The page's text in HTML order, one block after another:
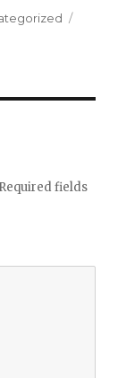
Required fields